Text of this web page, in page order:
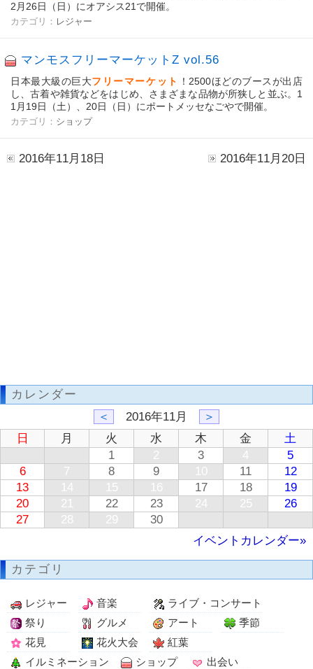
2月26日（日）にオアシス21で開催。
カテゴリ： レジャー
マンモスフリーマーケットZ vol.56
日本最大級の巨大フリーマーケット
！2500ほどのブースが出店
し、古着や雑貨などをはじめ、さまざまな品物が所狭しと並ぶ。1
1月19日（土）、20日（日）にポートメッセなごやで開催。
カテゴリ： ショップ
2016年11月18日 2016年11月20日
カレンダー
＜
2016年11月
＞
日
月 火 水 木 金
土
1
2 3 4
5
6
7 8 9 10 11
12
13
14 15 16 17 18
19
20
21 22 23 24 25
26
27
28 29
30
イベントカレンダー»
カテゴリ
レジャー 音楽
ライブ・コンサート
祭り
グルメ アート
季節
花見
花火大会
紅葉
イルミネーション
ショップ
出会い